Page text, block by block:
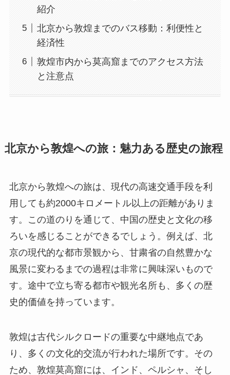
紹介
北京から敦煌までのバス移動：利便性と
経済性
敦煌市内から莫高窟までのアクセス方法
と注意点
北京から敦煌への旅：魅力ある歴史の旅程
北京から敦煌への旅は、現代の高速交通手段を利
用しても約2000キロメートル以上の距離がありま
す。この道のりを通じて、中国の歴史と文化の移
ろいを感じることができるでしょう。例えば、北
京の現代的な都市景観から、甘粛省の自然豊かな
風景に変わるまでの過程は非常に興味深いもので
す。途中で立ち寄る都市や観光名所も、多くの歴
史的価値を持っています。
敦煌は古代シルクロードの重要な中継地点であ
り、多くの文化的交流が行われた場所です。その
ため、敦煌莫高窟には、インド、ペルシャ、そし